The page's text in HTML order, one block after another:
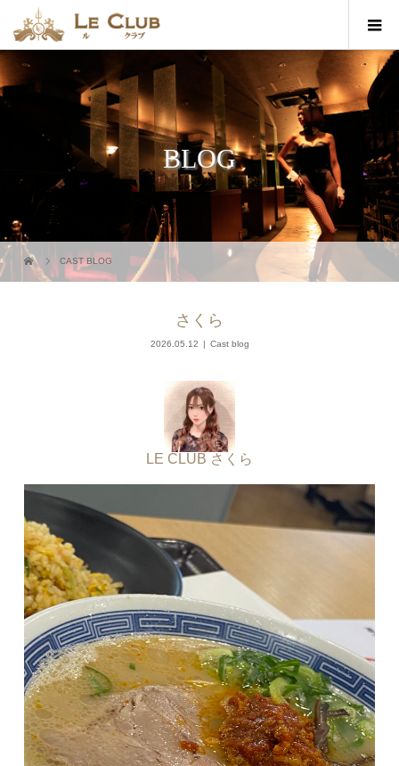
BLOG
CAST BLOG
さくら
2026.05.12 Cast blog
LE CLUB さくら